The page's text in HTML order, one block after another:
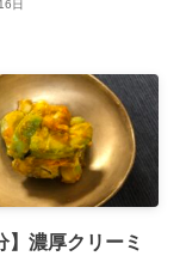
日
】濃厚クリーミ